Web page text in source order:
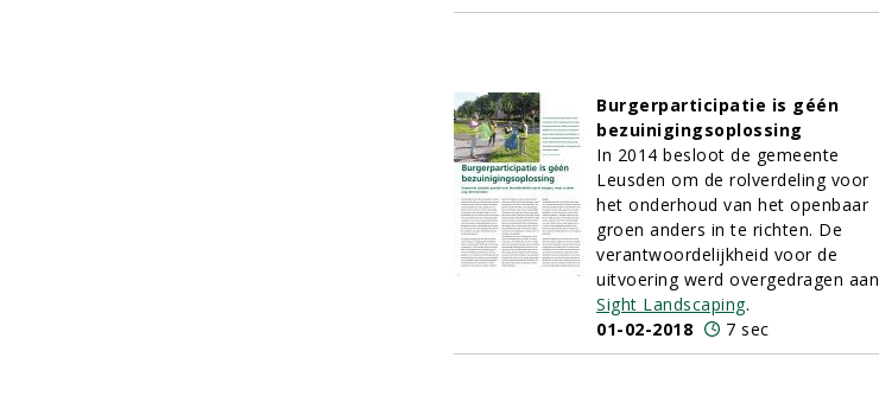
Burgerparticipatie is géén
bezuinigingsoplossing
In 2014 besloot de gemeente
Leusden om de rolverdeling voor
het onderhoud van het openbaar
groen anders in te richten. De
verantwoordelijkheid voor de
uitvoering werd overgedragen aan
Sight Landscaping.
01-02-2018
7 sec